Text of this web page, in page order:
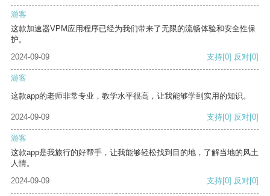
游客
这款加速器VPM应用程序已经为我们带来了无限的流畅体验和安全性保
护。
2024-09-09
支持[0] 反对[0]
游客
这款app的老师非常专业，教学水平很高，让我能够学到实用的知识。
2024-09-09 支持[0] 反对[0]
游客
这款app是我旅行的好帮手，让我能够轻松找到目的地，了解当地的风土
人情。
2024-09-09
支持[0] 反对[0]